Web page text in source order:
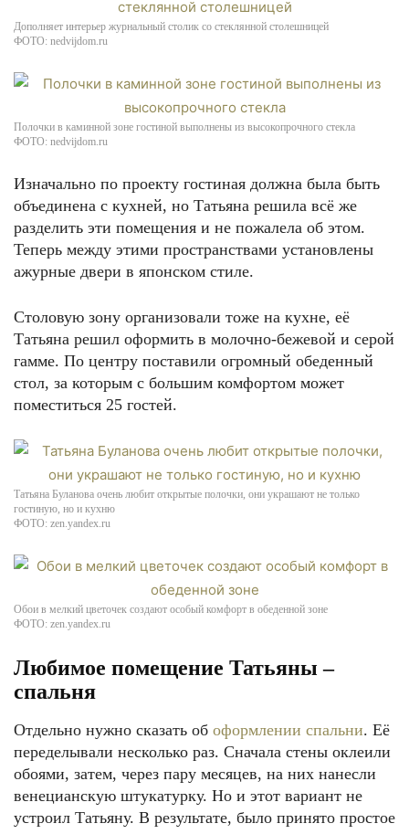
Дополняет интерьер журнальный столик со стеклянной столешницей
ФОТО: nedvijdom.ru
Полочки в каминной зоне гостиной выполнены из высокопрочного стекла
ФОТО: nedvijdom.ru
Изначально по проекту гостиная должна была быть
объединена с кухней, но Татьяна решила всё же
разделить эти помещения и не пожалела об этом.
Теперь между этими пространствами установлены
ажурные двери в японском стиле.
Столовую зону организовали тоже на кухне, её
Татьяна решил оформить в молочно-бежевой и серой
гамме. По центру поставили огромный обеденный
стол, за которым с большим комфортом может
поместиться 25 гостей.
Татьяна Буланова очень любит открытые полочки, они украшают не только
гостиную, но и кухню
ФОТО: zen.yandex.ru
Обои в мелкий цветочек создают особый комфорт в обеденной зоне
ФОТО: zen.yandex.ru
Любимое помещение Татьяны –
спальня
Отдельно нужно сказать об оформлении спальни. Её
переделывали несколько раз. Сначала стены оклеили
обоями, затем, через пару месяцев, на них нанесли
венецианскую штукатурку. Но и этот вариант не
устроил Татьяну. В результате, было принято простое